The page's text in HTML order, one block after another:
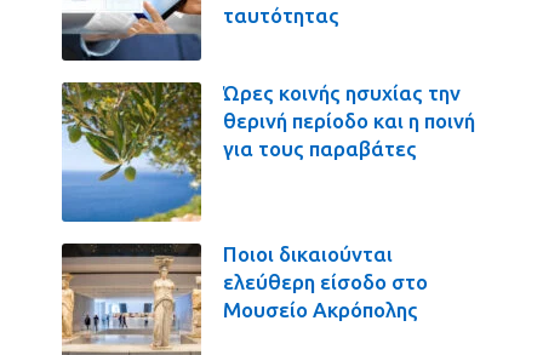
ταυτότητας
Ώρες κοινής ησυχίας την
θερινή περίοδο και η ποινή
για τους παραβάτες
Ποιοι δικαιούνται
ελεύθερη είσοδο στο
Μουσείο Ακρόπολης